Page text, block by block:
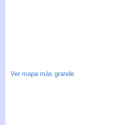
Ver mapa más grande